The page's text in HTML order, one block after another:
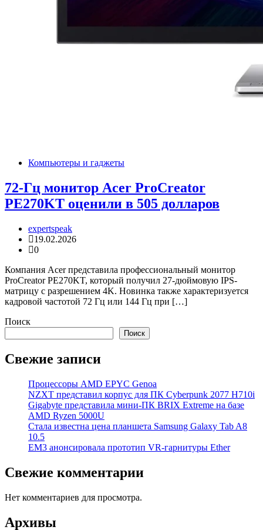
Компьютеры и гаджеты
72-Гц монитор Acer ProCreator
PE270KT оценили в 505 долларов
expertspeak
19.02.2026
0
Компания Acer представила профессиональный монитор
ProCreator PE270KT, который получил 27-дюймовую IPS-
матрицу с разрешением 4K. Новинка также характеризуется
кадровой частотой 72 Гц или 144 Гц при […]
Поиск
Поиск
Свежие записи
Процессоры AMD EPYC Genoa
NZXT представил корпус для ПК Cyberpunk 2077 H710i
Gigabyte представила мини-ПК BRIX Extreme на базе
AMD Ryzen 5000U
Стала известна цена планшета Samsung Galaxy Tab A8
10.5
EM3 анонсировала прототип VR-гарнитуры Ether
Свежие комментарии
Нет комментариев для просмотра.
Архивы